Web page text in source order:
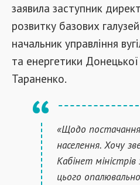
заявила заступник
розвитку базових
начальник управління
та енергетики
Тараненко.
«Щодо
населення. Хочу
Кабінет
цього